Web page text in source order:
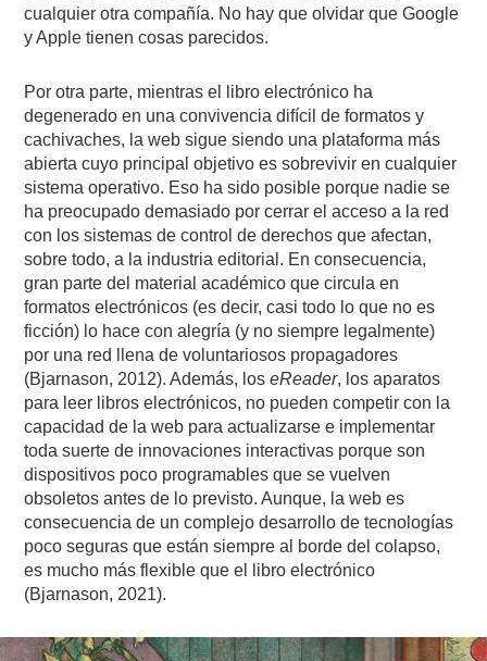
cualquier otra compañía. No hay que olvidar que Google
y Apple tienen cosas parecidos.
Por otra parte, mientras el libro electrónico ha
degenerado en una convivencia difícil de formatos y
cachivaches, la web sigue siendo una plataforma más
abierta cuyo principal objetivo es sobrevivir en cualquier
sistema operativo. Eso ha sido posible porque nadie se
ha preocupado demasiado por cerrar el acceso a la red
con los sistemas de control de derechos que afectan,
sobre todo, a la industria editorial. En consecuencia,
gran parte del material académico que circula en
formatos electrónicos (es decir, casi todo lo que no es
ficción) lo hace con alegría (y no siempre legalmente)
por una red llena de voluntariosos propagadores
(Bjarnason, 2012). Además, loseReader, los aparatos
para leer libros electrónicos, no pueden competir con la
capacidad de la web para actualizarse e implementar
toda suerte de innovaciones interactivas porque son
dispositivos poco programables que se vuelven
obsoletos antes de lo previsto. Aunque, la web es
consecuencia de un complejo desarrollo de tecnologías
poco seguras que están siempre al borde del colapso,
es mucho más flexible que el libro electrónico
(Bjarnason, 2021).